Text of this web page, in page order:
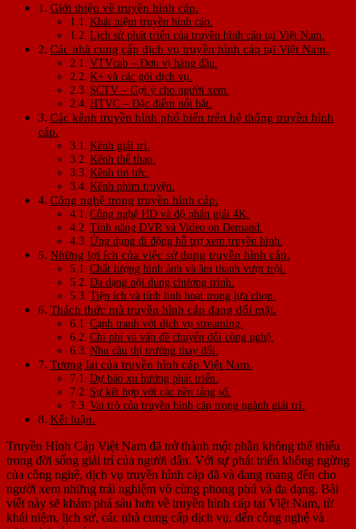
Giới thiệu về truyền hình cáp.
Khái niệm truyền hình cáp.
Lịch sử phát triển của truyền hình cáp tại Việt Nam.
Các nhà cung cấp dịch vụ truyền hình cáp tại Việt Nam.
VTVcab – Đơn vị hàng đầu.
K+ và các gói dịch vụ.
SCTV – Gợi ý cho người xem.
HTVC – Đặc điểm nổi bật.
Các kênh truyền hình phổ biến trên hệ thống truyền hình
cáp.
Kênh giải trí.
Kênh thể thao.
Kênh tin tức.
Kênh phim truyện.
Công nghệ trong truyền hình cáp.
Công nghệ HD và độ phân giải 4K.
Tính năng DVR và Video on Demand.
Ứng dụng di động hỗ trợ xem truyền hình.
Những lợi ích của việc sử dụng truyền hình cáp.
Chất lượng hình ảnh và âm thanh vượt trội.
Đa dạng nội dung chương trình.
Tiện ích và tính linh hoạt trong lựa chọn.
Thách thức mà truyền hình cáp đang đối mặt.
Cạnh tranh với dịch vụ streaming.
Chi phí và vấn đề chuyển đổi công nghệ.
Nhu cầu thị trường thay đổi.
Tương lai của truyền hình cáp Việt Nam.
Dự báo xu hướng phát triển.
Sự kết hợp với các nền tảng số.
Vai trò của truyền hình cáp trong ngành giải trí.
Kết luận.
Truyền Hình Cáp Việt Nam đã trở thành một phần không thể thiếu
trong đời sống giải trí của người dân. Với sự phát triển không ngừng
của công nghệ, dịch vụ truyền hình cáp đã và đang mang đến cho
người xem những trải nghiệm vô cùng phong phú và đa dạng. Bài
viết này sẽ khám phá sâu hơn về truyền hình cáp tại Việt Nam, từ
khái niệm, lịch sử, các nhà cung cấp dịch vụ, đến công nghệ và